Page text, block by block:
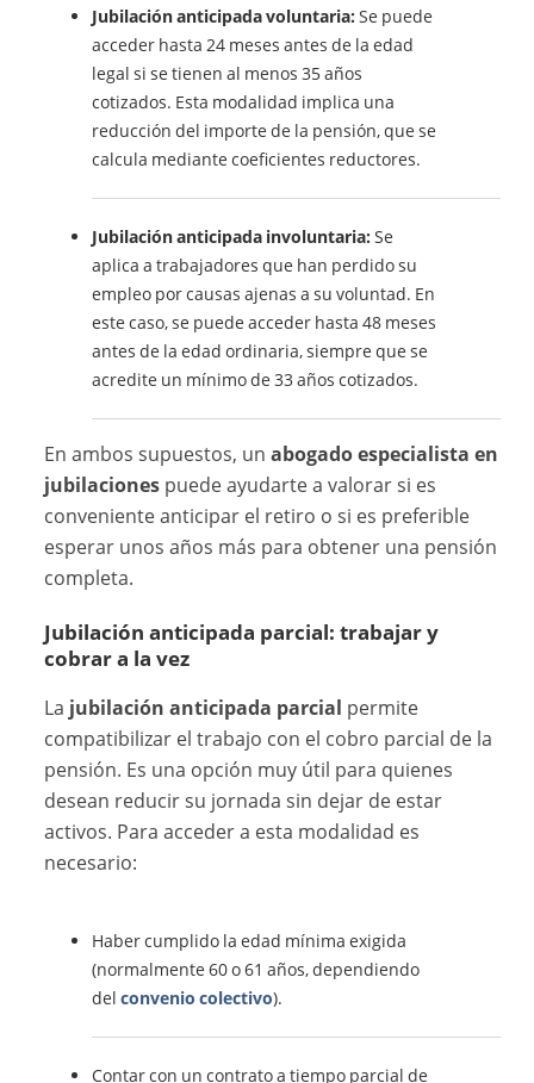
Jubilación anticipada voluntaria: Se puede
acceder hasta 24 meses antes de la edad
legal si se tienen al menos 35 años
cotizados. Esta modalidad implica una
reducción del importe de la pensión, que se
calcula mediante coeficientes reductores.
Jubilación anticipada involuntaria: Se
aplica a trabajadores que han perdido su
empleo por causas ajenas a su voluntad. En
este caso, se puede acceder hasta 48 meses
antes de la edad ordinaria, siempre que se
acredite un mínimo de 33 años cotizados.
En ambos supuestos, unabogado especialista en
jubilaciones puede ayudarte a valorar si es
conveniente anticipar el retiro o si es preferible
esperar unos años más para obtener una pensión
completa.
Jubilación anticipada parcial: trabajar y
cobrar a la vez
La jubilación anticipada parcial permite
compatibilizar el trabajo con el cobro parcial de la
pensión. Es una opción muy útil para quienes
desean reducir su jornada sin dejar de estar
activos. Para acceder a esta modalidad es
necesario:
Haber cumplido la edad mínima exigida
(normalmente 60 o 61 años, dependiendo
delconvenio colectivo).
Contar con un contrato a tiempo parcial de